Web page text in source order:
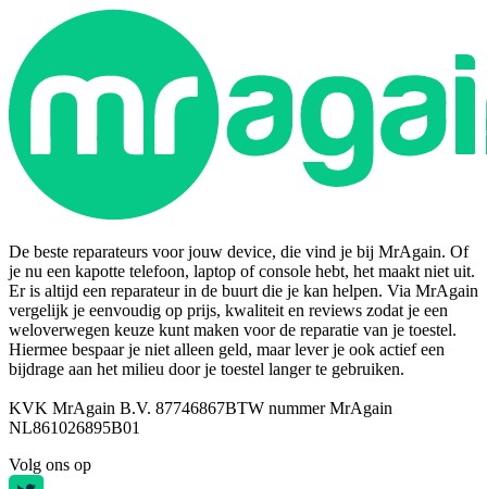
De beste reparateurs voor jouw device, die vind je bij MrAgain. Of
je nu een kapotte telefoon, laptop of console hebt, het maakt niet uit.
Er is altijd een reparateur in de buurt die je kan helpen. Via MrAgain
vergelijk je eenvoudig op prijs, kwaliteit en reviews zodat je een
weloverwegen keuze kunt maken voor de reparatie van je toestel.
Hiermee bespaar je niet alleen geld, maar lever je ook actief een
bijdrage aan het milieu door je toestel langer te gebruiken.
KVK MrAgain B.V. 87746867BTW nummer MrAgain
NL861026895B01
Volg ons op